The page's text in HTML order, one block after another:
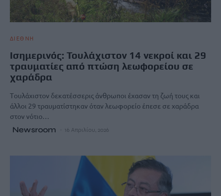
ΔΙΕΘΝΗ
Ισημερινός: Τουλάχιστον 14 νεκροί και 29
τραυματίες από πτώση λεωφορείου σε
χαράδρα
Tουλάχιστον δεκατέσσερις άνθρωποι έχασαν τη ζωή τους και
άλλοι 29 τραυματίστηκαν όταν λεωφορείο έπεσε σε χαράδρα
στον νότιο…
Newsroom 16 Απριλίου, 2026